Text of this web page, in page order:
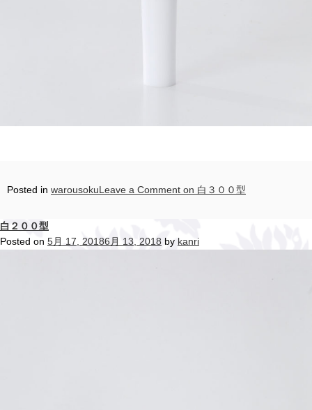
Posted in warousokuLeave a Comment on 白３００型
白２００型
Posted on 5月 17, 20186月 13, 2018 by kanri